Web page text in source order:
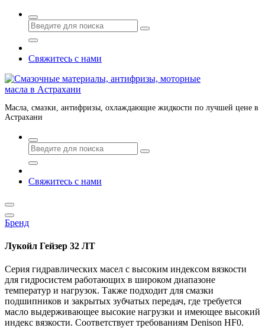
Свяжитесь с нами
Масла, смазки, антифризы, охлаждающие жидкости по лучшей цене в
Астрахани
Свяжитесь с нами
Бренд
Лукойл Гейзер 32 ЛТ
Серия гидравлических масел с высоким индексом вязкости
для гидросистем работающих в широком диапазоне
температур и нагрузок. Также подходит для смазки
подшипников и закрытых зубчатых передач, где требуется
масло выдерживающее высокие нагрузки и имеющее высокий
индекс вязкости. Соответствует требованиям Denison HF0.